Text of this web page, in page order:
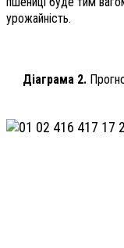
урожайність.
Діаграма 2.